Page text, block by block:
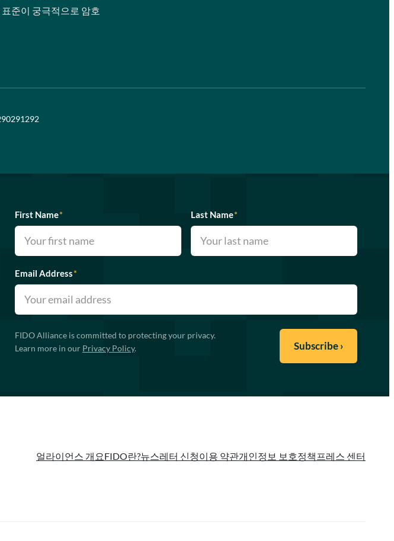
준이 궁극적으로 암호
291292
First Name* Last Name*
Email Address*
FIDO Alliance is committed to protecting your privacy.
Learn more in our Privacy Policy.
얼라이언스 개요FIDO란?뉴스레터 신청이용 약관개인정보 보호정책 프레스 센터